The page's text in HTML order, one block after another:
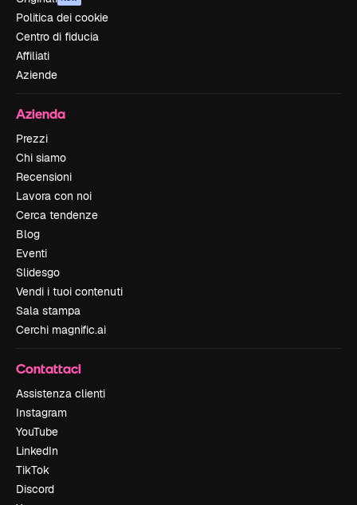
Politica dei cookie
Centro di fiducia
Affiliati
Aziende
Azienda
Prezzi
Chi siamo
Recensioni
Lavora con noi
Cerca tendenze
Blog
Eventi
Slidesgo
Vendi i tuoi contenuti
Sala stampa
Cerchi magnific.ai
Contattaci
Assistenza clienti
Instagram
YouTube
LinkedIn
TikTok
Discord